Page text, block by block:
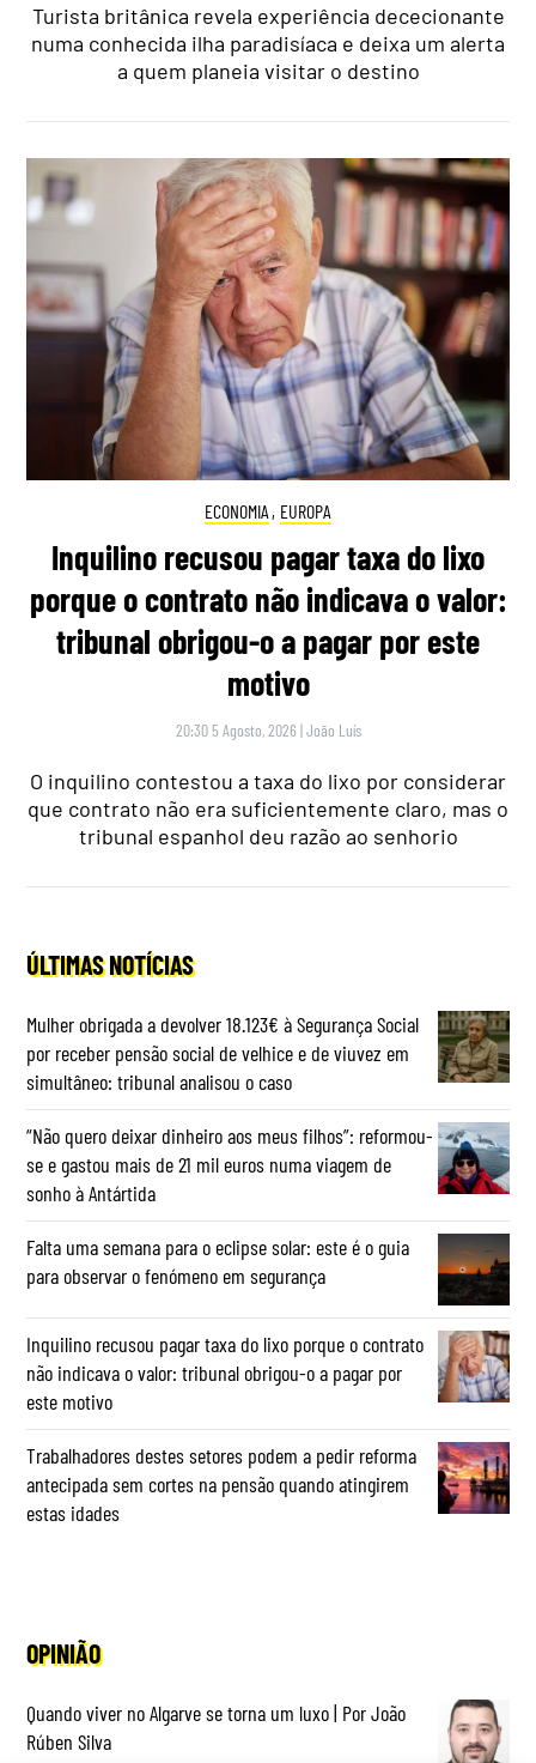
Turista britânica revela experiência dececionante
numa conhecida ilha paradisíaca e deixa um alerta
a quem planeia visitar o destino
ECONOMIA , EUROPA
Inquilino recusou pagar taxa do lixo
porque o contrato não indicava o valor:
tribunal obrigou-o a pagar por este
motivo
20:30 5 Agosto, 2026 |João Luís
O inquilino contestou a taxa do lixo por considerar
que contrato não era suficientemente claro, mas o
tribunal espanhol deu razão ao senhorio
ÚLTIMAS NOTÍCIAS
Mulher obrigada a devolver 18.123€ à Segurança Social
por receber pensão social de velhice e de viuvez em
simultâneo: tribunal analisou o caso
“Não quero deixar dinheiro aos meus filhos”: reformou-
se e gastou mais de 21 mil euros numa viagem de
sonho à Antártida
Falta uma semana para o eclipse solar: este é o guia
para observar o fenómeno em segurança
Inquilino recusou pagar taxa do lixo porque o contrato
não indicava o valor: tribunal obrigou-o a pagar por
este motivo
Trabalhadores destes setores podem a pedir reforma
antecipada sem cortes na pensão quando atingirem
estas idades
OPINIÃO
Quando viver no Algarve se torna um luxo | Por João
Rúben Silva